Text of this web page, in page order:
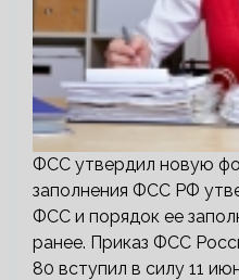
ФСС утвердил новую
заполнения ФСС РФ
ФСС и порядок ее
ранее. Приказ ФСС
80 вступил в силу 11